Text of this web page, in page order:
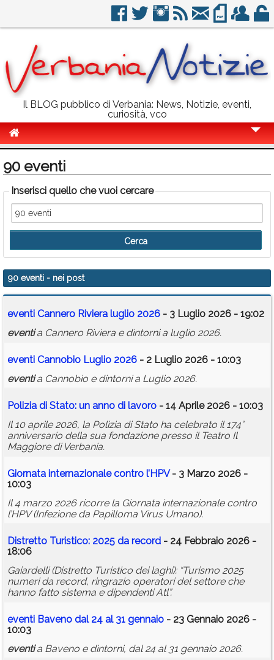
Il BLOG pubblico di Verbania: News, Notizie, eventi,
curiosità, vco
Politica
Sport
Eventi
Info Utili
Rubriche
Calendario
Annunci
90 eventi
Inserisci quello che vuoi cercare
90 eventi - nei post
eventi Cannero Riviera luglio 2026 - 3 Luglio 2026 - 19:02
eventia Cannero Riviera e dintorni a luglio 2026.
eventi Cannobio Luglio 2026 - 2 Luglio 2026 - 10:03
eventia Cannobio e dintorni a Luglio 2026.
Polizia di Stato: un anno di lavoro - 14 Aprile 2026 - 10:03
Il 10 aprile 2026, la Polizia di Stato ha celebrato il 174°
anniversario della sua fondazione presso il Teatro Il
Maggiore di Verbania.
Giornata internazionale contro l’HPV- 3 Marzo 2026 -
10:03
Il 4 marzo 2026 ricorre la Giornata internazionale contro
l’HPV (Infezione da Papilloma Virus Umano).
Distretto Turistico: 2025 da record - 24 Febbraio 2026 -
18:06
Gaiardelli (Distretto Turistico dei laghi): “Turismo 2025
numeri da record, ringrazio operatori del settore che
hanno fatto sistema e dipendenti Atl”.
eventi Baveno dal 24 al 31 gennaio - 23 Gennaio 2026 -
10:03
eventia Baveno e dintorni, dal 24 al 31 gennaio 2026.